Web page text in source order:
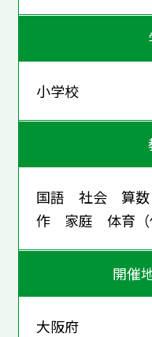
小学校
国語 社会 算
作 家庭 体育
開催
大阪府